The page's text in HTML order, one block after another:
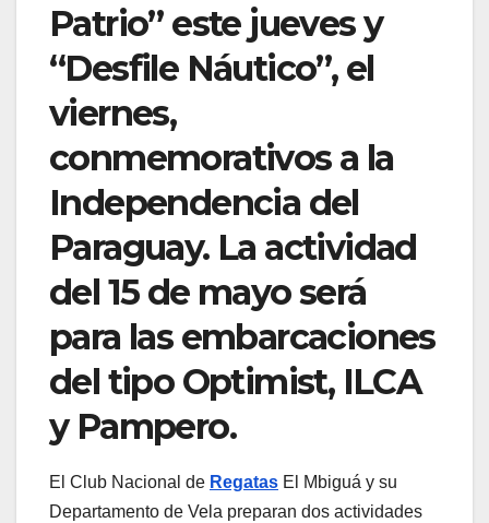
Patrio” este jueves y
“Desfile Náutico”, el
viernes,
conmemorativos a la
Independencia del
Paraguay. La actividad
del 15 de mayo será
para las embarcaciones
del tipo Optimist, ILCA
y Pampero.
El Club Nacional de Regatas El Mbiguá y su
Departamento de Vela preparan dos actividades